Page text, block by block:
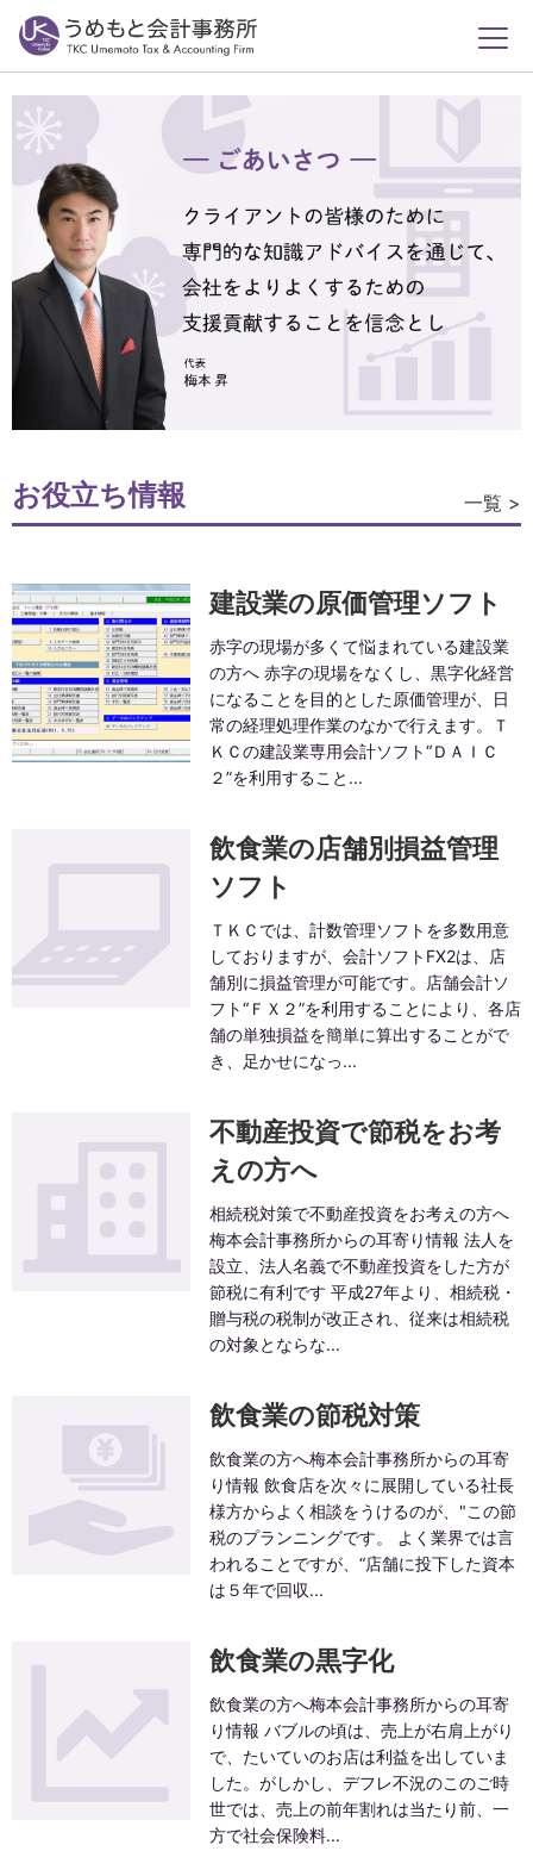
お役立ち情報 一覧 >
建設業の原価管理ソフト
赤字の現場が多くて悩まれている建設業
の方へ 赤字の現場をなくし、黒字化経営
になることを目的とした原価管理が、日
常の経理処理作業のなかで行えます。Ｔ
ＫＣの建設業専用会計ソフト“ＤＡＩＣ
２”を利用すること...
飲食業の店舗別損益管理
ソフト
ＴＫＣでは、計数管理ソフトを多数用意
しておりますが、会計ソフトFX2は、店
舗別に損益管理が可能です。店舗会計ソ
フト“ＦＸ２”を利用することにより、各店
舗の単独損益を簡単に算出することがで
き、足かせになっ...
不動産投資で節税をお考
えの方へ
相続税対策で不動産投資をお考えの方へ
梅本会計事務所からの耳寄り情報 法人を
設立、法人名義で不動産投資をした方が
節税に有利です 平成27年より、相続税・
贈与税の税制が改正され、従来は相続税
の対象とならな...
飲食業の節税対策
飲食業の方へ梅本会計事務所からの耳寄
り情報 飲食店を次々に展開している社長
様方からよく相談をうけるのが、"この節
税のプランニングです。 よく業界では言
われることですが、“店舗に投下した資本
は５年で回収...
飲食業の黒字化
飲食業の方へ梅本会計事務所からの耳寄
り情報 バブルの頃は、売上が右肩上がり
で、たいていのお店は利益を出していま
した。がしかし、デフレ不況のこのご時
世では、売上の前年割れは当たり前、一
方で社会保険料...